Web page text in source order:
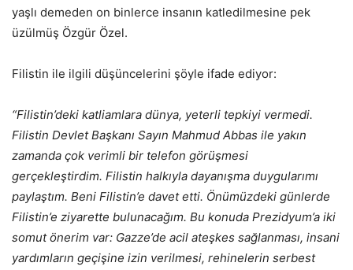
yaşlı demeden on binlerce insanın katledilmesine pek
üzülmüş Özgür Özel.
Filistin ile ilgili düşüncelerini şöyle ifade ediyor:
“Filistin’deki katliamlara dünya, yeterli tepkiyi vermedi.
Filistin Devlet Başkanı Sayın Mahmud Abbas ile yakın
zamanda çok verimli bir telefon görüşmesi
gerçekleştirdim. Filistin halkıyla dayanışma duygularımı
paylaştım. Beni Filistin’e davet etti. Önümüzdeki günlerde
Filistin’e ziyarette bulunacağım. Bu konuda Prezidyum’a iki
somut önerim var: Gazze’de acil ateşkes sağlanması, insani
yardımların geçişine izin verilmesi, rehinelerin serbest